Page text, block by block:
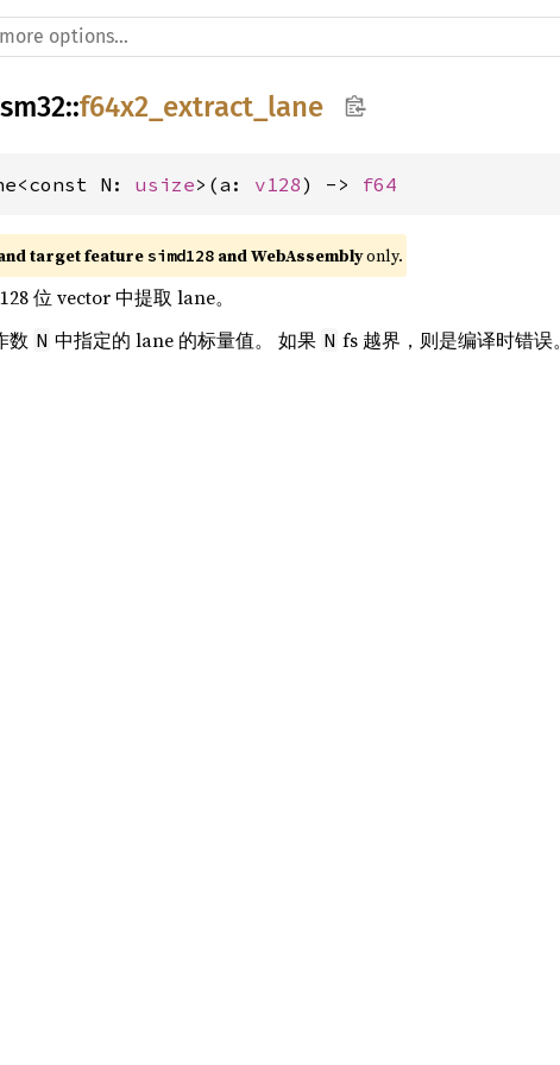
::f64x2_extract_lane
N: usize>(a: v128) -> f64
target feature simd128 and WebAssembly only.
位 vector 中提取 lane。
数 N 中指定的 lane 的标量值。 如果 N fs 越界，则是编译时错误。